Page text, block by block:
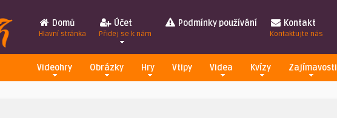
Domů
Hlavní stránka
Účet
Přidej se k nám
Podmínky používání Kontakt
Kontaktujte nás
Videohry Obrázky Hry Vtipy Videa Kvízy Zajímavosti